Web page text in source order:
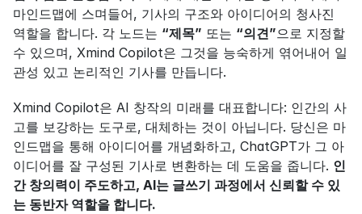
마인드맵에 스며들어, 기사의 구조와 아이디어의 청사진
역할을 합니다. 각 노드는 “제목” 또는 “의견”으로 지정할
수 있으며, Xmind Copilot은 그것을 능숙하게 엮어내어 일
관성 있고 논리적인 기사를 만듭니다.
Xmind Copilot은 AI 창작의 미래를 대표합니다: 인간의 사
고를 보강하는 도구로, 대체하는 것이 아닙니다. 당신은 마
인드맵을 통해 아이디어를 개념화하고, ChatGPT가 그 아
이디어를 잘 구성된 기사로 변환하는 데 도움을 줍니다. 인
간 창의력이 주도하고, AI는 글쓰기 과정에서 신뢰할 수 있
는 동반자 역할을 합니다.